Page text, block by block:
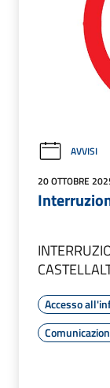
AVVISI
20 OTTOBRE
Accesso